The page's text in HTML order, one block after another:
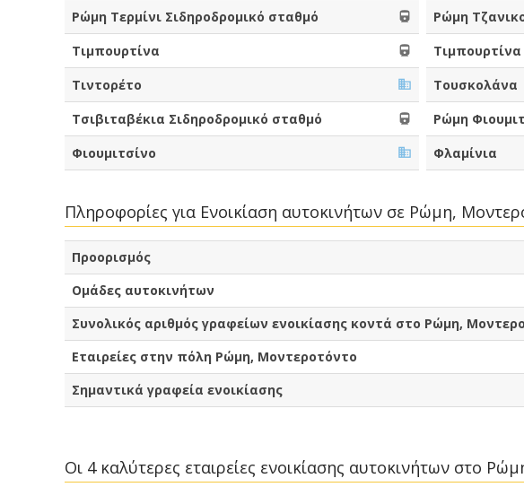
Ρώμη Τερμίνι Σιδηροδρομικό σταθμό
Ρώμη
Τιμπουρτίνα
Τιμπουρτίνα
Τιντορέτο
Τουσκολάνα
Τσιβιταβέκια Σιδηροδρομικό σταθμό
Ρώμη
Φιουμιτσίνο
Φλαμίνια
Πληροφορίες για Ενοικίαση αυτοκινήτων σε Ρώμη,
Προορισμός
Ομάδες αυτοκινήτων
Συνολικός αριθμός γραφείων ενοικίασης κοντά στο Ρώμη,
Εταιρείες στην πόλη Ρώμη, Μοντεροτόντο
Σημαντικά γραφεία ενοικίασης
Οι 4 καλύτερες εταιρείες ενοικίασης αυτοκινήτων στο